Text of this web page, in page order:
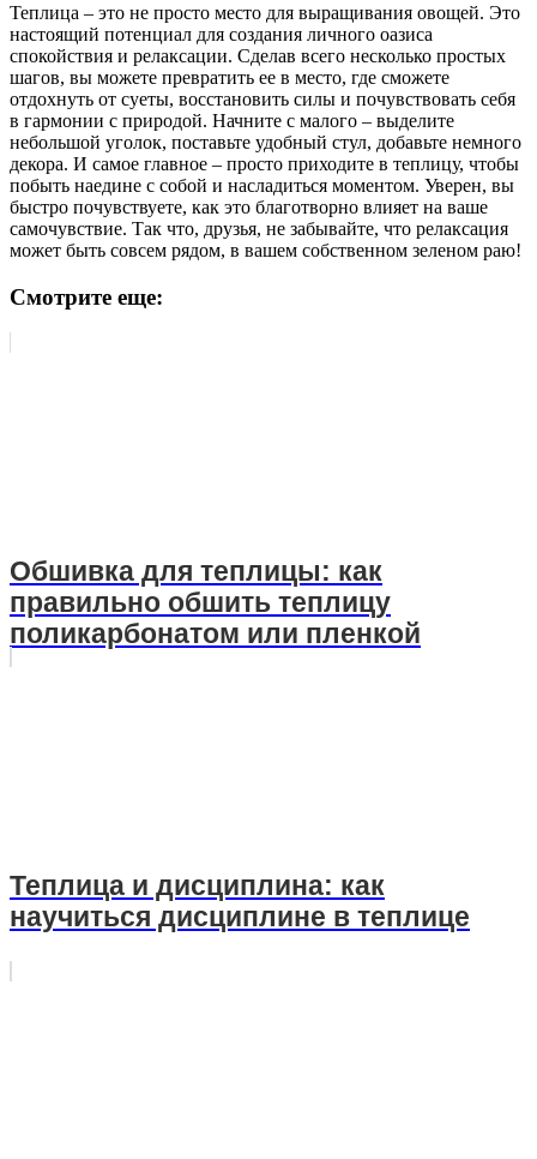
Теплица – это не просто место для выращивания овощей. Это
настоящий потенциал для создания личного оазиса
спокойствия и релаксации. Сделав всего несколько простых
шагов, вы можете превратить ее в место, где сможете
отдохнуть от суеты, восстановить силы и почувствовать себя
в гармонии с природой. Начните с малого – выделите
небольшой уголок, поставьте удобный стул, добавьте немного
декора. И самое главное – просто приходите в теплицу, чтобы
побыть наедине с собой и насладиться моментом. Уверен, вы
быстро почувствуете, как это благотворно влияет на ваше
самочувствие. Так что, друзья, не забывайте, что релаксация
может быть совсем рядом, в вашем собственном зеленом раю!
Смотрите еще:
Обшивка для теплицы: как
правильно обшить теплицу
поликарбонатом или пленкой
Теплица и дисциплина: как
научиться дисциплине в теплице